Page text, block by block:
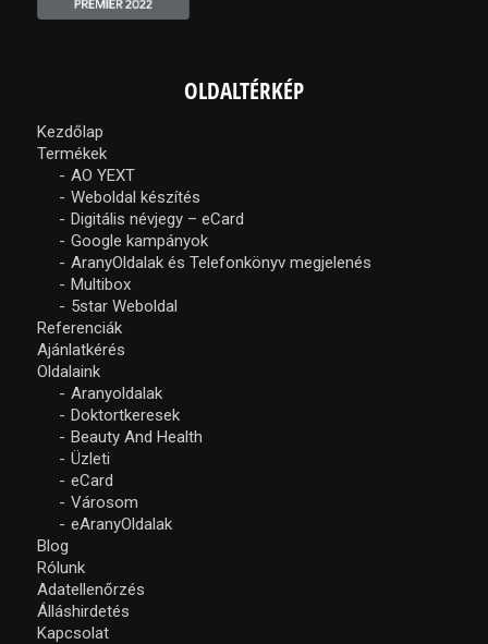
OLDALTÉRKÉP
Kezdőlap
Termékek
AO YEXT
Weboldal készítés
Digitális névjegy – eCard
Google kampányok
AranyOldalak és Telefonkönyv megjelenés
Multibox
5star Weboldal
Referenciák
Ajánlatkérés
Oldalaink
Aranyoldalak
Doktortkeresek
Beauty And Health
Üzleti
eCard
Városom
eAranyOldalak
Blog
Rólunk
Adatellenőrzés
Álláshirdetés
Kapcsolat